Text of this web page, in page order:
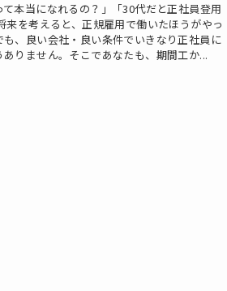
て本当になれるの？」「30代だと正社員登用
を考えると、正規雇用で働いたほうがやっ
、良い会社・良い条件でいきなり正社員に
りません。そこであなたも、期間工か...